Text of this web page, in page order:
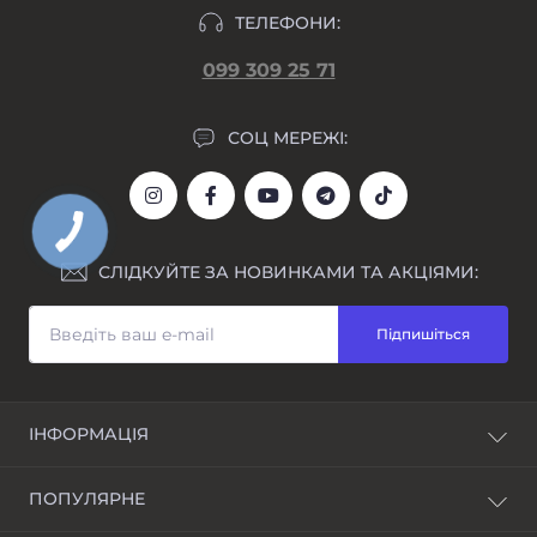
ТЕЛЕФОНИ:
099 309 25 71
СОЦ МЕРЕЖІ:
СЛІДКУЙТЕ ЗА НОВИНКАМИ ТА АКЦІЯМИ:
Підпишіться
ІНФОРМАЦІЯ
Awarder - бренд наручних годинників
ПОПУЛЯРНЕ